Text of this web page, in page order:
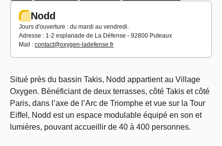
Nodd
Jours d'ouverture : du mardi au vendredi.
Adresse : 1-2 esplanade de La Défense - 92800 Puteaux
Mail : contact@oxygen-ladefense.fr
Situé près du bassin Takis, Nodd appartient au Village
Oxygen. Bénéficiant de deux terrasses, côté Takis et côté
Paris, dans l’axe de l’Arc de Triomphe et vue sur la Tour
Eiffel, Nodd est un espace modulable équipé en son et
lumières, pouvant accueillir de 40 à 400 personnes.